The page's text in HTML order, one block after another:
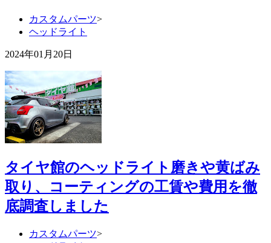
カスタムパーツ>
ヘッドライト
2024年01月20日
タイヤ館のヘッドライト磨きや黄ばみ
取り、コーティングの工賃や費用を徹
底調査しました
カスタムパーツ>